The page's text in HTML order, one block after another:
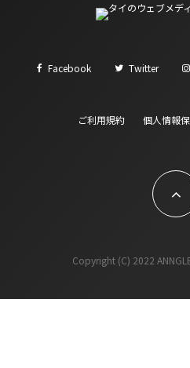
Facebook Twitter
ご利用規約 個人情報
Copyright (C) 2022